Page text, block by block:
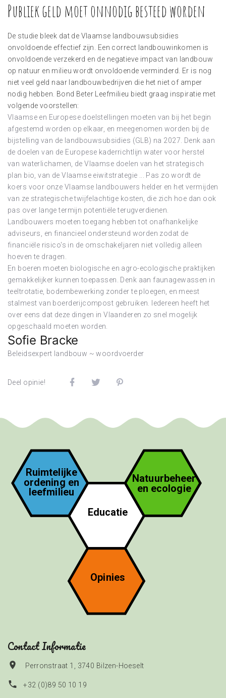
Publiek geld moet onnodig besteed worden
De studie bleek dat de Vlaamse landbouwsubsidies
onvoldoende effectief zijn. Een correct landbouwinkomen is
onvoldoende verzekerd en de negatieve impact van landbouw
op natuur en milieu wordt onvoldoende verminderd. Er is nog
niet veel geld naar landbouwbedrijven die het niet of amper
nodig hebben. Bond Beter Leefmilieu biedt graag inspiratie met
volgende voorstellen:
Vlaamse en Europese doelstellingen moeten van bij het begin
afgestemd worden op elkaar, en meegenomen worden bij de
bijstelling van de landbouwsubsidies (GLB) na 2027. Denk aan
de doelen van de Europese kaderrichtlijn water voor herstel
van waterlichamen, de Vlaamse doelen van het strategisch
plan bio, van de Vlaamse eiwitstrategie ... Pas zo wordt de
koers voor onze Vlaamse landbouwers helder en het vermijden
van ze strategische twijfelachtige kosten, die zich hoe dan ook
pas over lange termijn potentiële terugverdienen.
Landbouwers moeten toegang hebben tot onafhankelijke
adviseurs, en financieel ondersteund worden zodat de
financiële risico's in de omschakeljaren niet volledig alleen
hoeven te dragen.
En boeren moeten biologische en agro-ecologische praktijken
gemakkelijker kunnen toepassen. Denk aan faunagewassen in
teeltrotatie, bodembewerking zonder te ploegen, en meest
stalmest van boerderijcompost gebruiken. Iedereen heeft het
over eens dat deze dingen in Vlaanderen zo snel mogelijk
opgeschaald moeten worden.
Sofie Bracke
Beleidsexpert landbouw ~ woordvoerder
Deel opinie!
Educatie
Ruimtelijke
ordening en
leefmilieu
Natuurbeheer
en ecologie
Opinies
Contact Informatie
Perronstraat 1, 3740 Bilzen-Hoeselt
+32 (0)89 50 10 19